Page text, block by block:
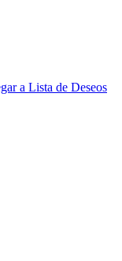
a Lista de Deseos